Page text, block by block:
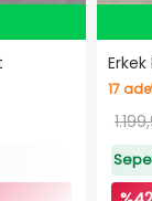
Erkek
17
17